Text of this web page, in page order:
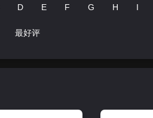
D E F G H I
最好评